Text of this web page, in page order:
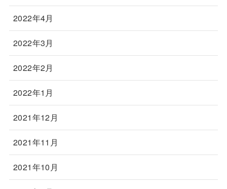
2022年4月
2022年3月
2022年2月
2022年1月
2021年12月
2021年11月
2021年10月